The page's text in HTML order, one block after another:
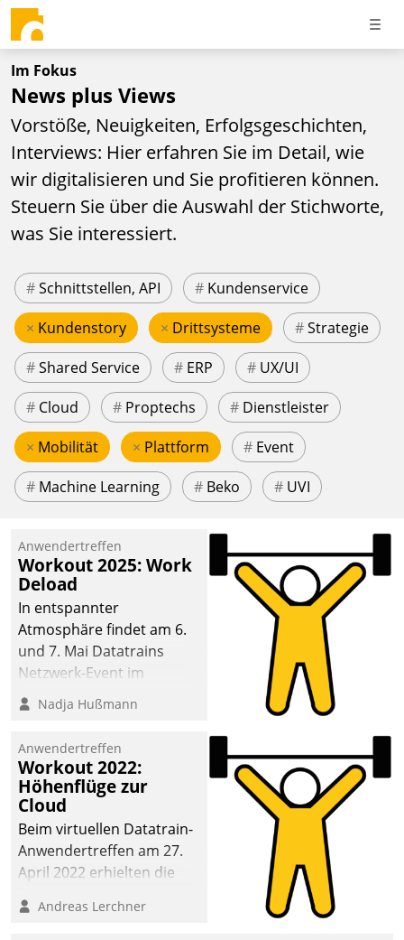
Im Fokus
News plus Views
Vorstöße, Neuigkeiten, Erfolgsgeschichten,
Interviews: Hier erfahren Sie im Detail, wie
wir digitalisieren und Sie profitieren können.
Steuern Sie über die Auswahl der Stichworte,
was Sie interessiert.
#Schnittstellen, API # Kundenservice
× Kundenstory × Drittsysteme #Strategie
#Shared Service # ERP # UX/UI
# Cloud # Proptechs # Dienstleister
× Mobilität × Plattform # Event
# Machine Learning # Beko # UVI
Anwendertreffen
Workout 2025: Work
Deload
In entspannter
Atmosphäre findet am 6.
und 7. Mai Datatrains
Netzwerk-Event im
Kunden- und Partnerkreis
statt. Zentrale Frage: Wie
Mammutprojekte
meistern und Workloads
wuppen – bei zunehmend
anspruchsvollen
Aufgaben und
abnehmendem
Nadja Hußmann
Anwendertreffen
Workout 2022:
Höhenflüge zur
Cloud
Beim virtuellen Datatrain-
Anwendertreffen am 27.
April 2022 erhielten die
Teilnehmer kurzweilige
Andreas Lerchner